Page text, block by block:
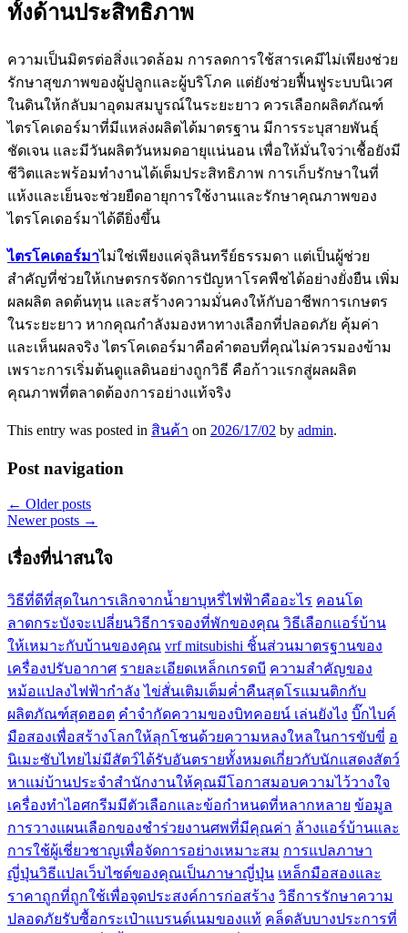
ทั้งด้านประสิทธิภาพ
ความเป็นมิตรต่อสิ่งแวดล้อม การลดการใช้สารเคมีไม่เพียงช่วย
รักษาสุขภาพของผู้ปลูกและผู้บริโภค แต่ยังช่วยฟื้นฟูระบบนิเวศ
ในดินให้กลับมาอุดมสมบูรณ์ในระยะยาว ควรเลือกผลิตภัณฑ์
ไตรโคเดอร์มาที่มีแหล่งผลิตได้มาตรฐาน มีการระบุสายพันธุ์
ชัดเจน และมีวันผลิตวันหมดอายุแน่นอน เพื่อให้มั่นใจว่าเชื้อยังมี
ชีวิตและพร้อมทำงานได้เต็มประสิทธิภาพ การเก็บรักษาในที่
แห้งและเย็นจะช่วยยืดอายุการใช้งานและรักษาคุณภาพของ
ไตรโคเดอร์มาได้ดียิ่งขึ้น
ไตรโคเดอร์มาไม่ใช่เพียงแค่จุลินทรีย์ธรรมดา แต่เป็นผู้ช่วย
สำคัญที่ช่วยให้เกษตรกรจัดการปัญหาโรคพืชได้อย่างยั่งยืน เพิ่ม
ผลผลิต ลดต้นทุน และสร้างความมั่นคงให้กับอาชีพการเกษตร
ในระยะยาว หากคุณกำลังมองหาทางเลือกที่ปลอดภัย คุ้มค่า
และเห็นผลจริง ไตรโคเดอร์มาคือคำตอบที่คุณไม่ควรมองข้าม
เพราะการเริ่มต้นดูแลดินอย่างถูกวิธี คือก้าวแรกสู่ผลผลิต
คุณภาพที่ตลาดต้องการอย่างแท้จริง
This entry was posted in สินค้า on 2026/17/02 by admin.
Post navigation
← Older posts
Newer posts →
เรื่องที่น่าสนใจ
วิธีที่ดีที่สุดในการเลิกจากน้ำยาบุหรี่ไฟฟ้าคืออะไร คอนโด
ลาดกระบังจะเปลี่ยนวิธีการจองที่พักของคุณ วิธีเลือกแอร์บ้าน
ให้เหมาะกับบ้านของคุณ vrf mitsubishi ชิ้นส่วนมาตรฐานของ
เครื่องปรับอากาศ รายละเอียดเหล็กเกรดบี ความสำคัญของ
หม้อแปลงไฟฟ้ากำลัง ไข่สั่นเติมเต็มค่ำคืนสุดโรแมนติกกับ
ผลิตภัณฑ์สุดฮอต คำจำกัดความของบิทคอยน์ เล่นยังไง บิ๊กไบค์
มือสองเพื่อสร้างโลกให้ลุกโชนด้วยความหลงใหลในการขับขี่ อ
นิเมะซับไทยไม่มีสัตว์ได้รับอันตรายทั้งหมดเกี่ยวกับนักแสดงสัตว์
หาแม่บ้านประจำสำนักงานให้คุณมีโอกาสมอบความไว้วางใจ
เครื่องทำไอศกรีมมีตัวเลือกและข้อกำหนดที่หลากหลาย ข้อมูล
การวางแผนเลือกของชำร่วยงานศพที่มีคุณค่า ล้างแอร์บ้านและ
การใช้ผู้เชี่ยวชาญเพื่อจัดการอย่างเหมาะสม การแปลภาษา
ญี่ปุ่นวิธีแปลเว็บไซต์ของคุณเป็นภาษาญี่ปุ่น เหล็กมือสองและ
ราคาถูกที่ถูกใช้เพื่อจุดประสงค์การก่อสร้าง วิธีการรักษาความ
ปลอดภัยรับซื้อกระเป๋าแบรนด์เนมของแท้ คล็ดลับบางประการที่